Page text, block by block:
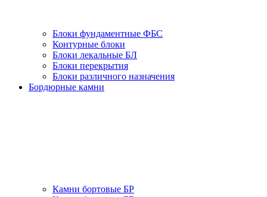
Блоки фундаментные ФБС
Контурные блоки
Блоки лекальные БЛ
Блоки перекрытия
Блоки различного назначения
Бордюрные камни
Камни бортовые БР